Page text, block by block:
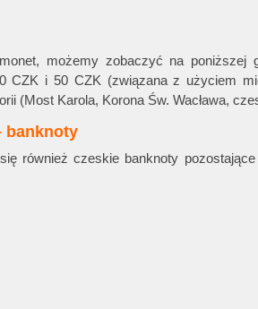
możemy zobaczyć na poniższej
CZK i 50 CZK (związana z użyciem
(Most Karola, Korona Św. Wacława,
banknoty
również czeskie banknoty